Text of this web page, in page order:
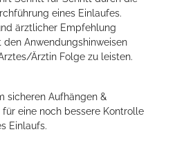
eines Einlaufes.
ärztlicher Empfehlung
Anwendungshinweisen
Ärztin Folge zu leisten.
sicheren Aufhängen &
eine noch bessere Kontrolle
Einlaufs.